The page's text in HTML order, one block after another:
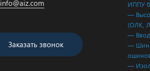
info@aiz.com
Заказать звонок
ИППУ
—
(ОЛК,
—
—
—